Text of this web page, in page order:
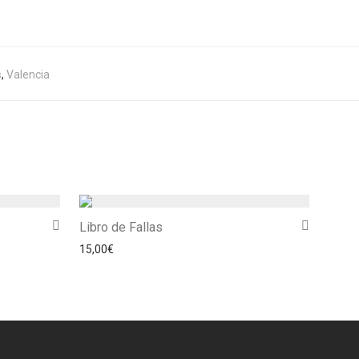
, Valencia
12,00€ hasta 18,00€
Libro de Fallas
15,00€